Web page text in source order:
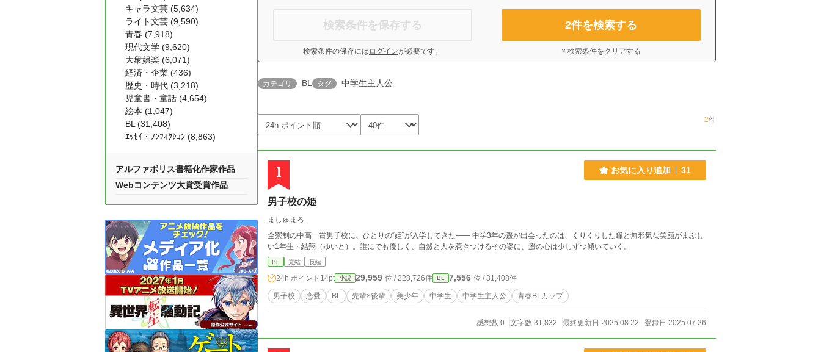
検索条件を保存する
検索条件の保存には ログインが必要です。
2件を検索する
× 検索条件をクリアする
カテゴリ BL タグ 中学生主人公
2件
1 お気に入り追加 31
男子校の姫
ましゅまろ
全寮制の中高一貫男子校に、ひとりの“姫”が入学してきた―― 中学3年の遥が出会ったのは、くりくりした瞳と無邪気な笑顔がまぶし
い1年生・結翔（ゆいと）。誰にでも優しく、自然と人を惹きつけるその姿に、遥の心は少しずつ傾いていく。
BL 完結 長編
24h.ポイント 14pt 小説 29,959 位 / 228,726件 BL 7,556 位 / 31,408件
男子校 恋愛 BL 先輩×後輩 美少年 中学生 中学生主人公 青春BLカップ​
感想数 0 文字数 31,832 最終更新日 2025.08.22 登録日 2025.07.26
キャラ文芸 (5,634)
ライト文芸 (9,590)
青春 (7,918)
現代文学 (9,620)
大衆娯楽 (6,071)
経済・企業 (436)
歴史・時代 (3,218)
児童書・童話 (4,654)
絵本 (1,047)
BL (31,408)
ｴｯｾｲ・ﾉﾝﾌｨｸｼｮﾝ (8,863)
アルファポリス書籍化作家作品
Webコンテンツ大賞受賞作品